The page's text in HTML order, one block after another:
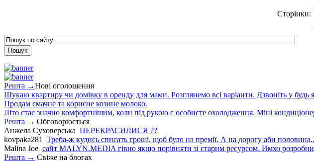
Сторінки:
Решта →Нові оголошення
Шукаю квартиру чи домівку в оренду для мами. Розглянемо всі варіанти. Дзвоніть у будь
Продам смачне та корисне козине молоко.
Літо стає значно комфортнішим, коли під рукою є особисте охолодження. Міні
Решта → Обговорюється
Анжела Суховерська ПЕРЕКРАСИЛИСЯ ??
kovpaka281
Треба-ж кудись списать гроші, щоб було на премії. А на дорогу аби
Malina Joe сайт MALYN.MEDIA гiвно якщо порiвняти зi старим ресурсом. Имхо
Решта → Свіже на блогах